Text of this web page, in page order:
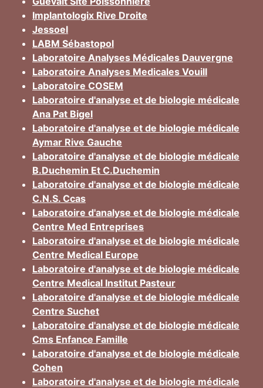
Implantologix Rive Droite
Jessoel
LABM Sébastopol
Laboratoire Analyses Médicales Dauvergne
Laboratoire Analyses Medicales Vouill
Laboratoire COSEM
Laboratoire d'analyse et de biologie médicale
Ana Pat Bigel
Laboratoire d'analyse et de biologie médicale
Aymar Rive Gauche
Laboratoire d'analyse et de biologie médicale
B.Duchemin Et C.Duchemin
Laboratoire d'analyse et de biologie médicale
C.N.S. Ccas
Laboratoire d'analyse et de biologie médicale
Centre Med Entreprises
Laboratoire d'analyse et de biologie médicale
Centre Medical Europe
Laboratoire d'analyse et de biologie médicale
Centre Medical Institut Pasteur
Laboratoire d'analyse et de biologie médicale
Centre Suchet
Laboratoire d'analyse et de biologie médicale
Cms Enfance Famille
Laboratoire d'analyse et de biologie médicale
Cohen
Laboratoire d'analyse et de biologie médicale